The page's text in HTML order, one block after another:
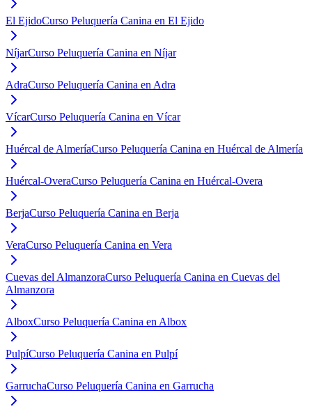
El EjidoCurso Peluquería Canina en El Ejido
NíjarCurso Peluquería Canina en Níjar
AdraCurso Peluquería Canina en Adra
VícarCurso Peluquería Canina en Vícar
Huércal de AlmeríaCurso Peluquería Canina en Huércal de Almería
Huércal-OveraCurso Peluquería Canina en Huércal-Overa
BerjaCurso Peluquería Canina en Berja
VeraCurso Peluquería Canina en Vera
Cuevas del AlmanzoraCurso Peluquería Canina en Cuevas del
Almanzora
AlboxCurso Peluquería Canina en Albox
PulpíCurso Peluquería Canina en Pulpí
GarruchaCurso Peluquería Canina en Garrucha